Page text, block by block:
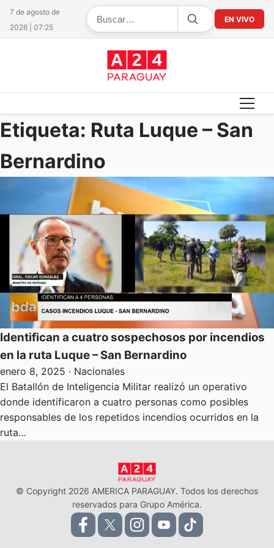
7 de agosto de
2026 | 07:25
EN VIVO
Etiqueta: Ruta Luque – San
Bernardino
Identifican a cuatro sospechosos por incendios
en la ruta Luque – San Bernardino
enero 8, 2025 · Nacionales
El Batallón de Inteligencia Militar realizó un operativo
donde identificaron a cuatro personas como posibles
responsables de los repetidos incendios ocurridos en la
ruta…
© Copyright 2026 AMERICA PARAGUAY. Todos los derechos
reservados para Grupo América.